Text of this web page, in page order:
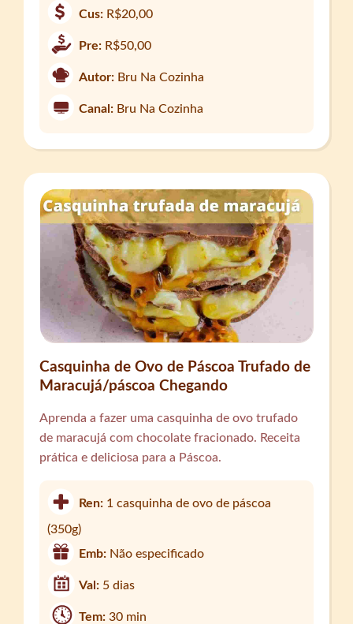
Cus: R$20,00
Pre: R$50,00
Autor: Bru Na Cozinha
Canal: Bru Na Cozinha
Casquinha de Ovo de Páscoa Trufado de
Maracujá/páscoa Chegando
Aprenda a fazer uma casquinha de ovo trufado
de maracujá com chocolate fracionado. Receita
prática e deliciosa para a Páscoa.
Ren: 1 casquinha de ovo de páscoa
(350g)
Emb: Não especificado
Val: 5 dias
Tem:30 min